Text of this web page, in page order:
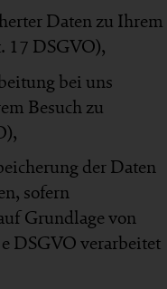
Daten zu Ihrem
17 DSGVO),
bei uns
Besuch zu
der Daten
sofern
Grundlage von
DSGVO verarbeitet